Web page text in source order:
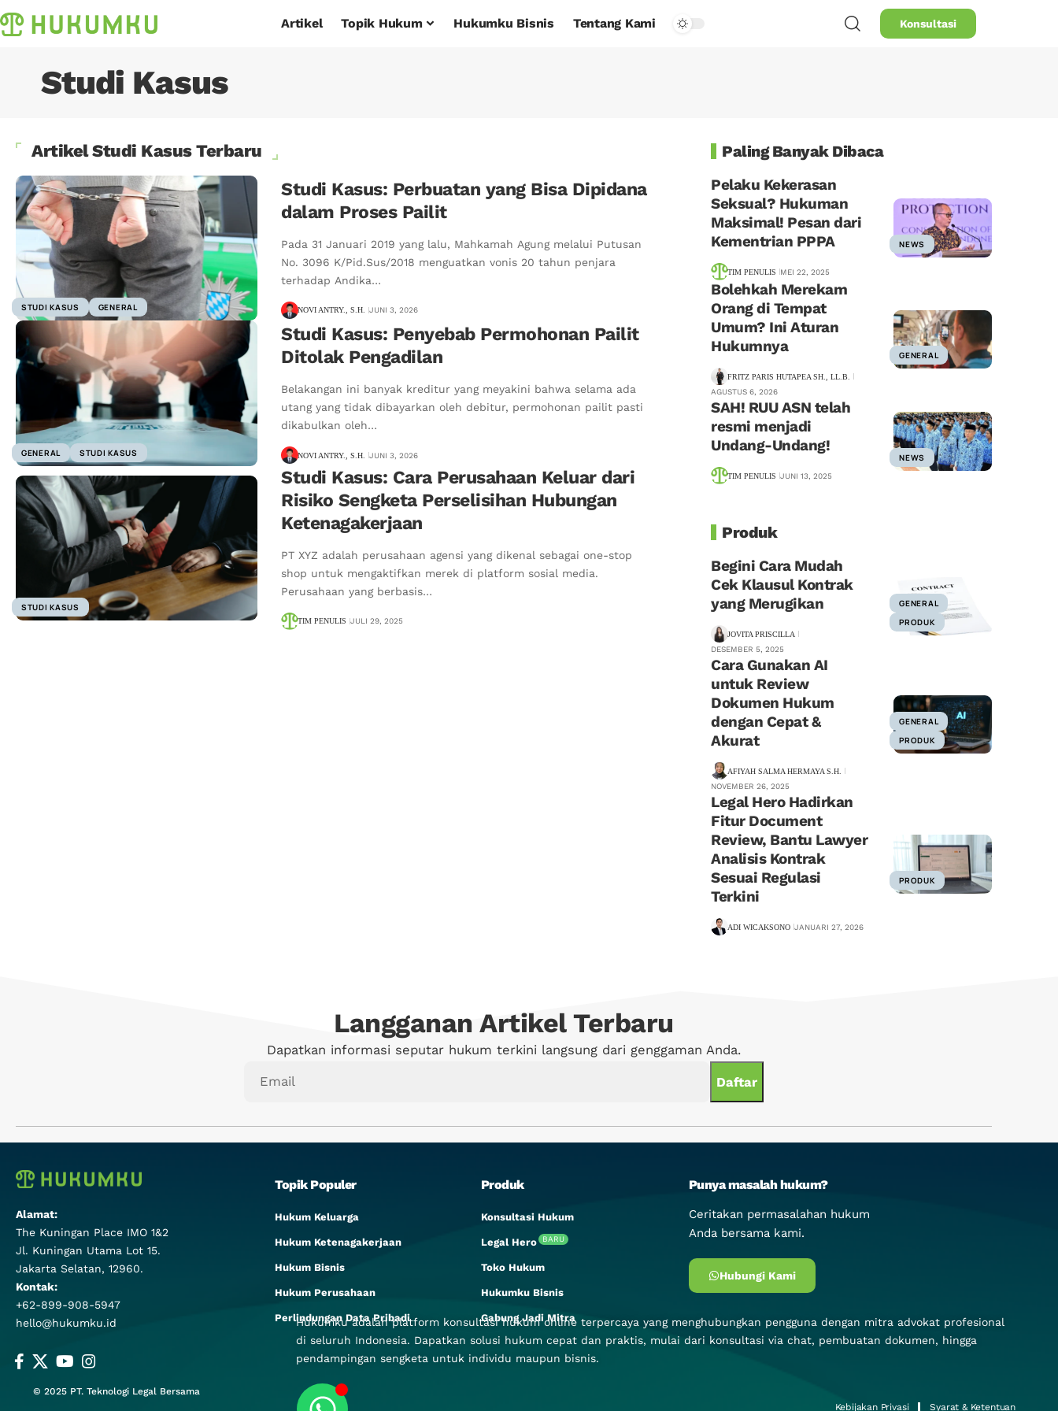
Artikel Topik Hukum Hukumku Bisnis Tentang Kami Konsultasi
Studi Kasus
Artikel Studi Kasus Terbaru
STUDI KASUS GENERAL
Studi Kasus: Perbuatan yang Bisa Dipidana
dalam Proses Pailit
Pada 31 Januari 2019 yang lalu, Mahkamah Agung melalui Putusan
No. 3096 K/Pid.Sus/2018 menguatkan vonis 20 tahun penjara
terhadap Andika…
NOVI ANTRY., S.H. JUNI 3, 2026
GENERAL STUDI KASUS
Studi Kasus: Penyebab Permohonan Pailit
Ditolak Pengadilan
Belakangan ini banyak kreditur yang meyakini bahwa selama ada
utang yang tidak dibayarkan oleh debitur, permohonan pailit pasti
dikabulkan oleh…
NOVI ANTRY., S.H. JUNI 3, 2026
STUDI KASUS
Studi Kasus: Cara Perusahaan Keluar dari
Risiko Sengketa Perselisihan Hubungan
Ketenagakerjaan
PT XYZ adalah perusahaan agensi yang dikenal sebagai one-stop
shop untuk mengaktifkan merek di platform sosial media.
Perusahaan yang berbasis…
TIM PENULIS JULI 29, 2025
Paling Banyak Dibaca
NEWS
Pelaku Kekerasan
Seksual? Hukuman
Maksimal! Pesan dari
Kementrian PPPA
TIM PENULIS MEI 22, 2025
GENERAL
Bolehkah Merekam
Orang di Tempat
Umum? Ini Aturan
Hukumnya
FRITZ PARIS HUTAPEA SH., LL.B.
AGUSTUS 6, 2026
NEWS
SAH! RUU ASN telah
resmi menjadi
Undang-Undang!
TIM PENULIS JUNI 13, 2025
Produk
GENERAL
PRODUK
Begini Cara Mudah
Cek Klausul Kontrak
yang Merugikan
JOVITA PRISCILLA
DESEMBER 5, 2025
GENERAL
PRODUK
Cara Gunakan AI
untuk Review
Dokumen Hukum
dengan Cepat &
Akurat
AFIYAH SALMA HERMAYA S.H.
NOVEMBER 26, 2025
PRODUK
Legal Hero Hadirkan
Fitur Document
Review, Bantu Lawyer
Analisis Kontrak
Sesuai Regulasi
Terkini
ADI WICAKSONO JANUARI 27, 2026
Langganan Artikel Terbaru
Dapatkan informasi seputar hukum terkini langsung dari genggaman Anda.
Alamat:
The Kuningan Place IMO 1&2
Jl. Kuningan Utama Lot 15.
Jakarta Selatan, 12960.
Kontak:
+62-899-908-5947
hello@hukumku.id
Topik Populer
Hukum Keluarga
Hukum Ketenagakerjaan
Hukum Bisnis
Hukum Perusahaan
Perlindungan Data Pribadi
Produk
Konsultasi Hukum
Legal Hero BARU
Toko Hukum
Hukumku Bisnis
Gabung Jadi Mitra
Punya masalah hukum?
Ceritakan permasalahan hukum
Anda bersama kami.
Hubungi Kami
Hukumku adalah platform konsultasi hukum online terpercaya yang menghubungkan pengguna dengan mitra advokat profesional
di seluruh Indonesia. Dapatkan solusi hukum cepat dan praktis, mulai dari konsultasi via chat, pembuatan dokumen, hingga
pendampingan sengketa untuk individu maupun bisnis.
© 2025 PT. Teknologi Legal Bersama
Kebijakan Privasi
Syarat & Ketentuan